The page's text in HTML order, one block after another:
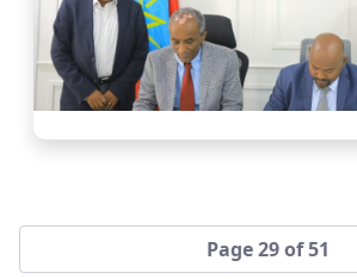
Page 29 of 51